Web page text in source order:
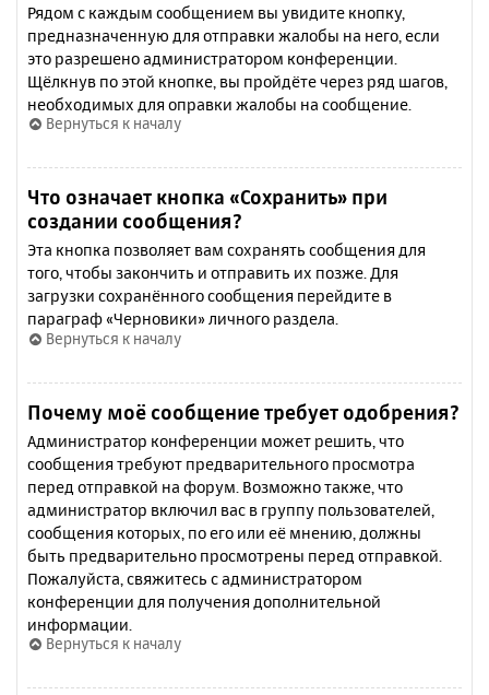
Рядом с каждым сообщением вы увидите кнопку,
предназначенную для отправки жалобы на него, если
это разрешено администратором конференции.
Щёлкнув по этой кнопке, вы пройдёте через ряд шагов,
необходимых для оправки жалобы на сообщение.
Вернуться к началу
Что означает кнопка «Сохранить» при
создании сообщения?
Эта кнопка позволяет вам сохранять сообщения для
того, чтобы закончить и отправить их позже. Для
загрузки сохранённого сообщения перейдите в
параграф «Черновики» личного раздела.
Вернуться к началу
Почему моё сообщение требует одобрения?
Администратор конференции может решить, что
сообщения требуют предварительного просмотра
перед отправкой на форум. Возможно также, что
администратор включил вас в группу пользователей,
сообщения которых, по его или её мнению, должны
быть предварительно просмотрены перед отправкой.
Пожалуйста, свяжитесь с администратором
конференции для получения дополнительной
информации.
Вернуться к началу